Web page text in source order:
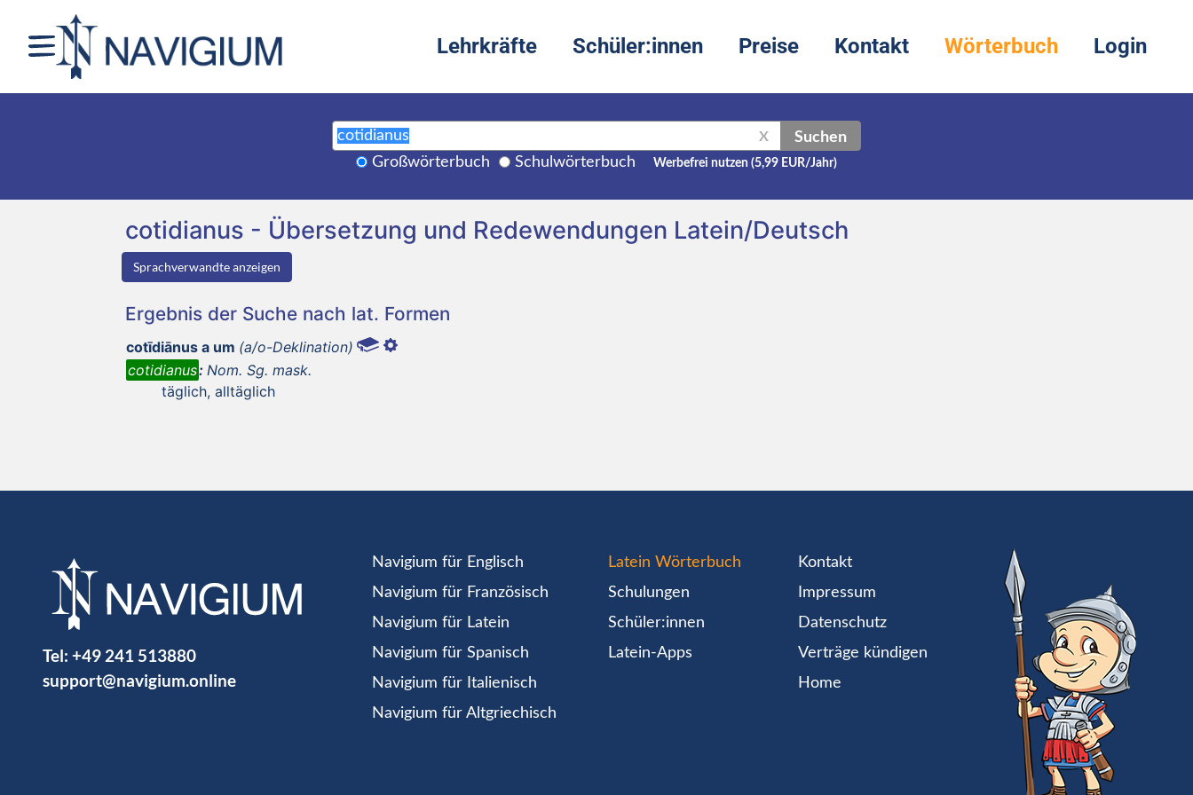
Lehrkräfte Schüler:innen Preise Kontakt Wörterbuch Login
X Suchen
Großwörterbuch Schulwörterbuch Werbefrei nutzen (5,99 EUR/Jahr)
cotidianus - Übersetzung und Redewendungen Latein/Deutsch
Sprachverwandte anzeigen
Ergebnis der Suche nach lat. Formen
cotīdiānus a um (a/o-Deklination)
cotidianus: Nom. Sg. mask.
täglich, alltäglich
Tel: +49 241 513880
support@navigium.online
Navigium für Englisch
Navigium für Französisch
Navigium für Latein
Navigium für Spanisch
Navigium für Italienisch
Navigium für Altgriechisch
Latein Wörterbuch
Schulungen
Schüler:innen
Latein-Apps
Kontakt
Impressum
Datenschutz
Verträge kündigen
Home